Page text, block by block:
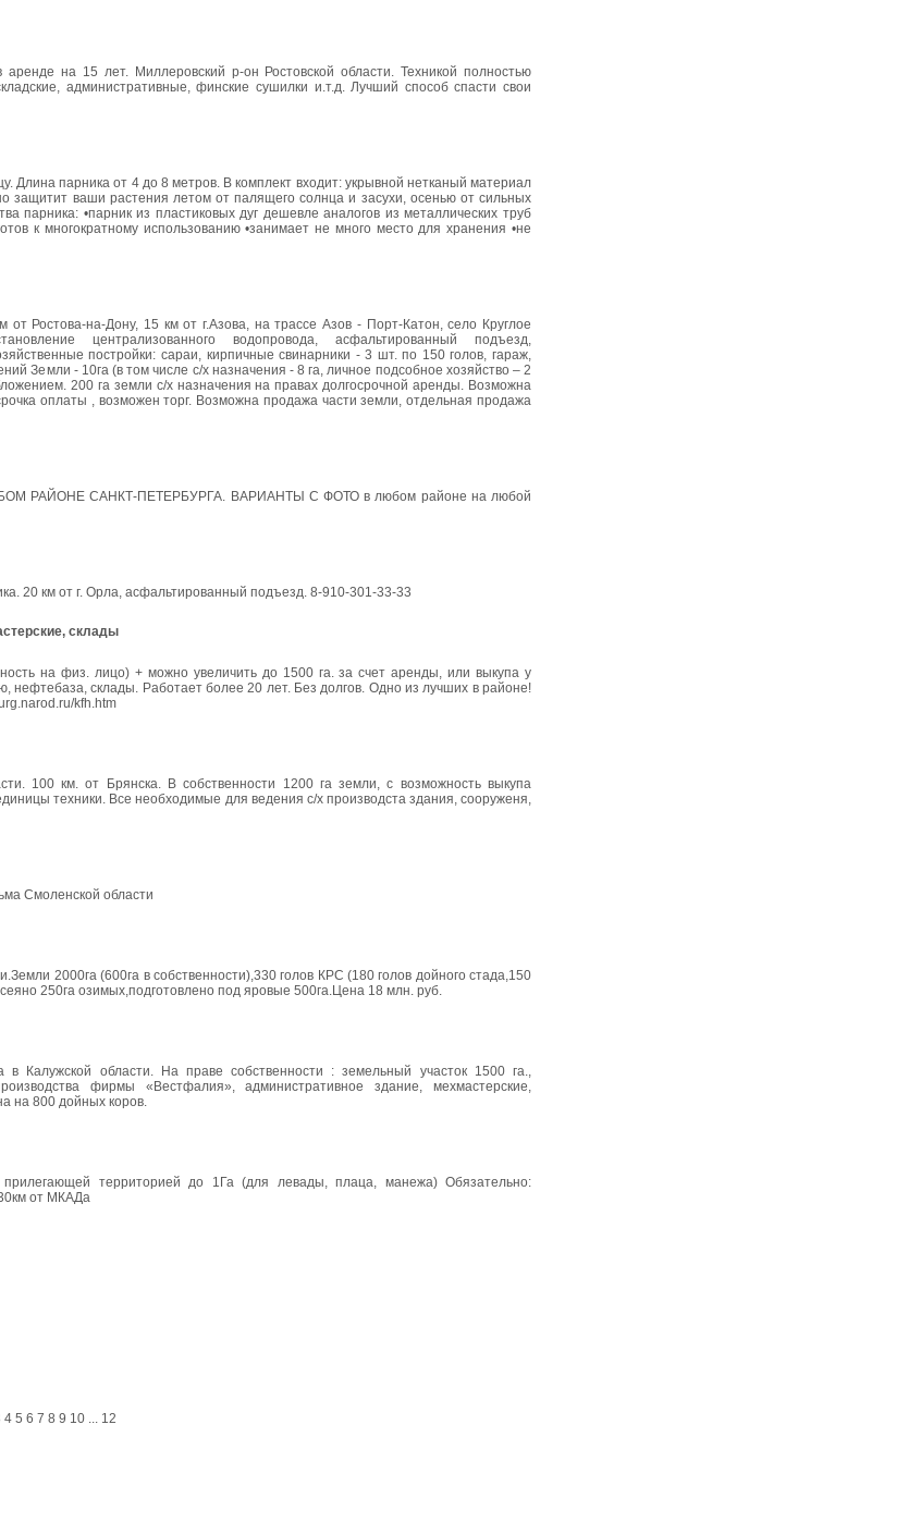
на 15 лет. Миллеровский р-он Ростовской области. Техникой полностью
административные, финские сушилки и.т.д. Лучший способ спасти свои
Длина парника от 4 до 8 метров. В комплект входит: укрывной нетканый материал
защитит ваши растения летом от палящего солнца и засухи, осенью от сильных
•парник из пластиковых дуг дешевле аналогов из металлических труб
к многократному использованию •занимает не много место для хранения •не
Ростова-на-Дону, 15 км от г.Азова, на трассе Азов - Порт-Катон, село Круглое
централизованного водопровода, асфальтированный подъезд,
постройки: сараи, кирпичные свинарники - 3 шт. по 150 голов, гараж,
Земли - 10га (в том числе с/х назначения - 8 га, личное подсобное хозяйство – 2
200 га земли с/х назначения на правах долгосрочной аренды. Возможна
оплаты , возможен торг. Возможна продажа части земли, отдельная продажа
ЛЮБОМ РАЙОНЕ САНКТ-ПЕТЕРБУРГА. ВАРИАНТЫ С ФОТО в любом районе на любой
20 км от г. Орла, асфальтированный подъезд. 8-910-301-33-33
склады
на физ. лицо) + можно увеличить до 1500 га. за счет аренды, или выкупа у
склады. Работает более 20 лет. Без долгов. Одно из лучших в районе!
kfh.htm
100 км. от Брянска. В собственности 1200 га земли, с возможность выкупа
техники. Все необходимые для ведения с/х производста здания, сооруженя,
Смоленской области
2000га (600га в собственности),330 голов КРС (180 голов дойного стада,150
250га озимых,подготовлено под яровые 500га.Цена 18 млн. руб.
в Калужской области. На праве собственности : земельный участок 1500 га.,
фирмы «Вестфалия», административное здание, мехмастерские,
на 800 дойных коров.
территорией до 1Га (для левады, плаца, манежа) Обязательно:
от МКАДа
4 5 6 7 8 9 10... 12